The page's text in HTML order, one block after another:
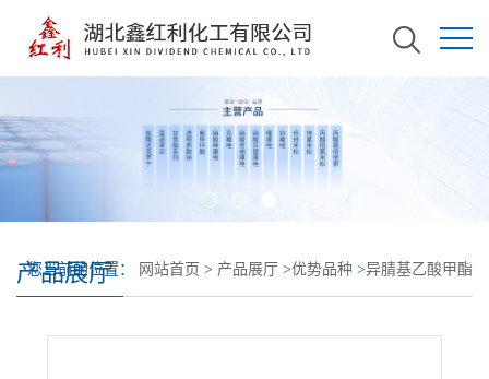
产品展厅
您当前的位置： 网站首页 > 产品展厅 >优势品种 >异腈基乙酸甲酯